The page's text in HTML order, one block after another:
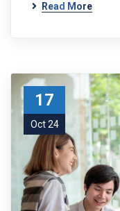
Read More
17
Oct 24